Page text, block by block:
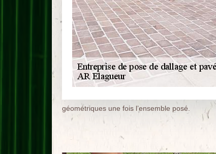
géométriques une fois l’ensemble posé.